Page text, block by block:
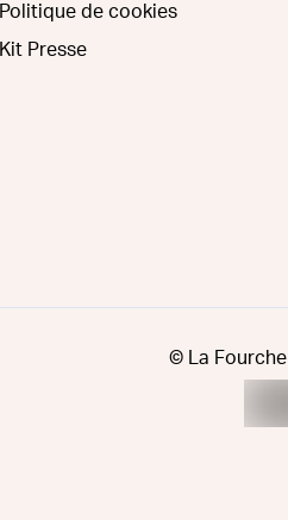
Politique de cookies
Kit Presse
© La Fourche